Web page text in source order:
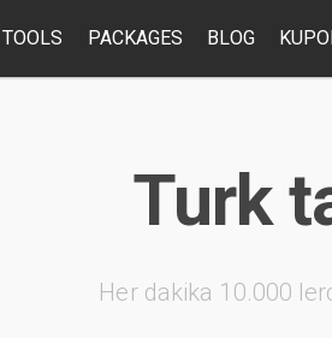
TOOLS PACKAGES BLOG
Turk
Her dakika 10.000